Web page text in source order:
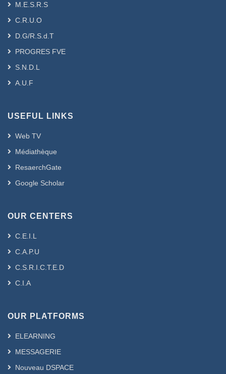
M.E.S.R.S
C.R.U.O
D.G/R.S.d.T
PROGRES FVE
S.N.D.L
A.U.F
USEFUL LINKS
Web TV
Médiathèque
ResaerchGate
Google Scholar
OUR CENTERS
C.E.I.L
C.A.P.U
C.S.R.I.C.T.E.D
C.I.A
OUR PLATFORMS
ELEARNING
MESSAGERIE
Nouveau DSPACE